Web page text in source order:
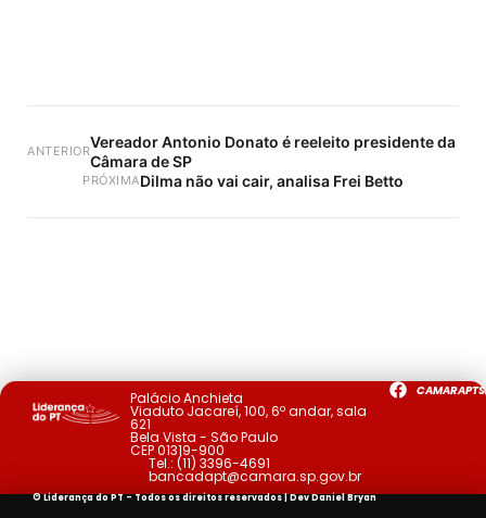
ANTERIORVereador Antonio Donato é reeleito presidente da
Câmara de SP
PRÓXIMADilma não vai cair, analisa Frei Betto
Palácio Anchieta
Viaduto Jacareí, 100, 6º andar, sala
621
Bela Vista - São Paulo
CEP 01319-900
Tel.: (11) 3396-4691
bancadapt@camara.sp.gov.br
© Liderança do PT - Todos os direitos reservados | DevDaniel Bryan